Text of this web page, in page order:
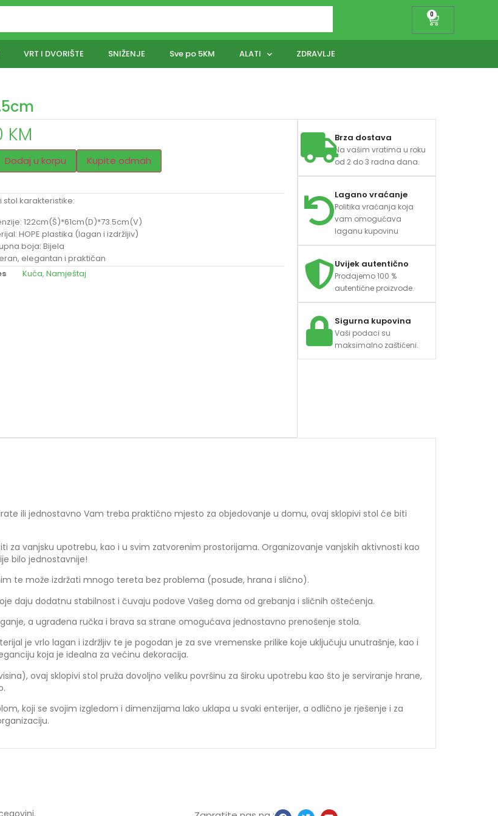
0
VRT I DVORIŠTE SNIŽENJE Sve po 5KM ALATI ZDRAVLJE
KM
Dodaj u korpu Kupite odmah
stol karakteristike:
122cm(Š)*61cm(D)*73.5cm(V)
HOPE plastika (lagan i izdržljiv)
boja: Bijela
elegantan i praktičan
Kuća, Namještaj
Brza dostava
Na vašim vratima u roku
od 2 do 3 radna dana.
Lagano vraćanje
Politika vraćanja koja
vam omogućava
laganu kupovinu
Uvijek autentično
Prodajemo 100 %
autentične proizvode.
Sigurna kupovina
Vaši podaci su
maksimalno zaštićeni.
ili jednostavno Vam treba praktično mjesto za objedovanje u domu, ovaj sklopivi stol će biti
za vanjsku upotrebu, kao i u svim zatvorenim prostorijama. Organizovanje vanjskih aktivnosti kao
bilo jednostavnije!
te može izdržati mnogo tereta bez problema (posuđe, hrana i slično).
daju dodatnu stabilnost i čuvaju podove Vašeg doma od grebanja i sličnih oštećenja.
a ugrađena ručka i brava sa strane omogućava jednostavno prenošenje stola.
je vrlo lagan i izdržljiv te je pogodan je za sve vremenske prilike koje uključuju unutrašnje, kao i
koja je idealna za većinu dekoracija.
ovaj sklopivi stol pruža dovoljno veliku površinu za široku upotrebu kao što je serviranje hrane,
koji se svojim izgledom i dimenzijama lako uklapa u svaki enterijer, a odlično je rješenje i za